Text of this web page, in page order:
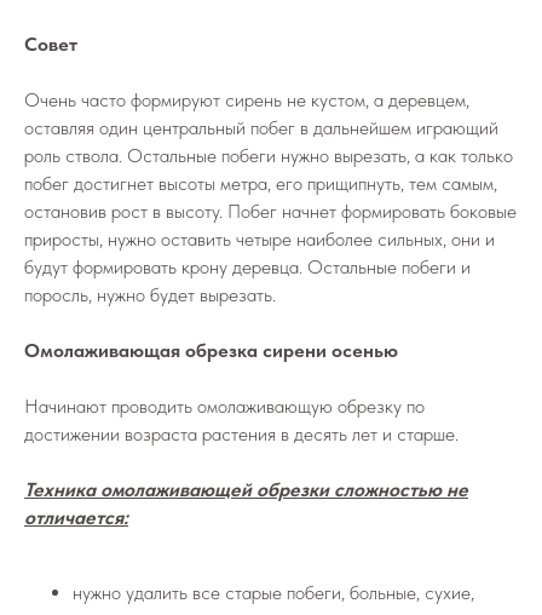
Совет
Очень часто формируют сирень не кустом, а деревцем,
оставляя один центральный побег в дальнейшем играющий
роль ствола. Остальные побеги нужно вырезать, а как только
побег достигнет высоты метра, его прищипнуть, тем самым,
остановив рост в высоту. Побег начнет формировать боковые
приросты, нужно оставить четыре наиболее сильных, они и
будут формировать крону деревца. Остальные побеги и
поросль, нужно будет вырезать.
Омолаживающая обрезка сирени осенью
Начинают проводить омолаживающую обрезку по
достижении возраста растения в десять лет и старше.
Техника омолаживающей обрезки сложностью не
отличается:
нужно удалить все старые побеги, больные, сухие,